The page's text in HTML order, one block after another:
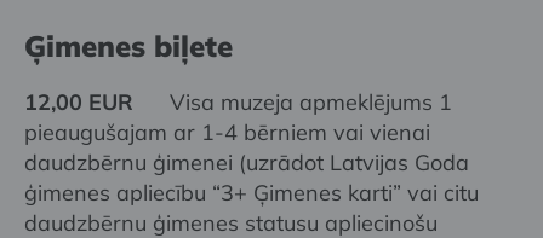
Ģimenes biļete
12,00 EUR Visa muzeja apmeklējums 1
pieaugušajam ar 1-4 bērniem vai vienai
daudzbērnu ģimenei (uzrādot Latvijas Goda
ģimenes apliecību “3+ Ģimenes karti” vai citu
daudzbērnu ģimenes statusu apliecinošu